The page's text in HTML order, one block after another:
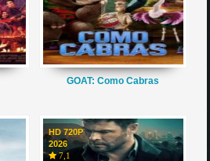
GOAT: Como Cabras
HD 720P
2026
7,1